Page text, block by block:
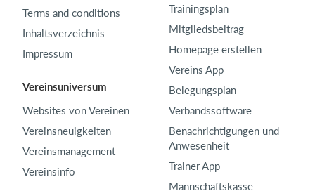
Terms and conditions
Inhaltsverzeichnis
Impressum
Vereinsuniversum
Websites von Vereinen
Vereinsneuigkeiten
Vereinsmanagement
Vereinsinfo
Trainingsplan
Mitgliedsbeitrag
Homepage erstellen
Vereins App
Belegungsplan
Verbandssoftware
Benachrichtigungen und
Anwesenheit
Trainer App
Mannschaftskasse